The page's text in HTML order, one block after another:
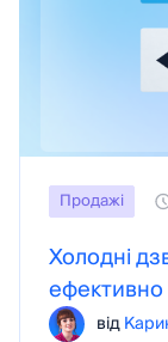
Продажі
Холодні
ефективно
від